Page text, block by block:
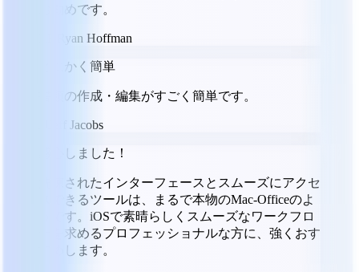
お勧めです。
Ryan Hoffman
とにかく簡単
書類の作成・編集がすごく簡単です。
Jeff Jacobs
感心しました！
洗練されたインターフェースとスムーズにアクセ
スできるツールは、まるで本物のMac-Officeのよ
うです。iOSで素晴らしくスムーズなワークフロ
ーを求めるプロフェッショナルな方に、強くおす
すめします。